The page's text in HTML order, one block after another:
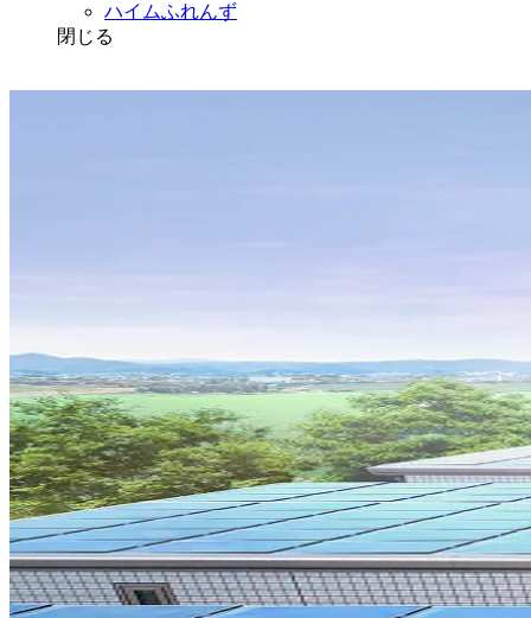
ハイムふれんず
閉じる